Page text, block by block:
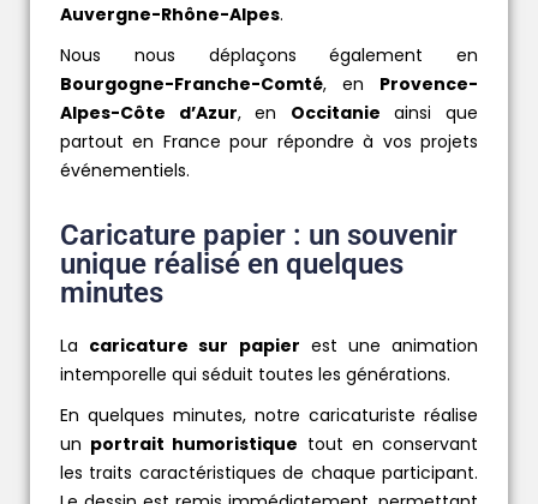
Auvergne-Rhône-Alpes.
Nous nous déplaçons également en
Bourgogne-Franche-Comté, en Provence-
Alpes-Côte d’Azur, en Occitanie ainsi que
partout en France pour répondre à vos projets
événementiels.
Caricature papier : un souvenir
unique réalisé en quelques
minutes
La caricature sur papier est une animation
intemporelle qui séduit toutes les générations.
En quelques minutes, notre caricaturiste réalise
un portrait humoristique tout en conservant
les traits caractéristiques de chaque participant.